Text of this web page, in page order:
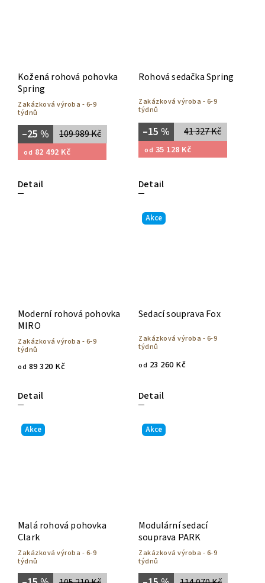
Kožená rohová pohovka
Spring
Zakázková výroba - 6-9
týdnů
109 989 Kč
–25 %
od 82 492 Kč
Detail
Rohová sedačka Spring
Zakázková výroba - 6-9
týdnů
41 327 Kč
–15 %
od 35 128 Kč
Detail
Moderní rohová pohovka
MIRO
Zakázková výroba - 6-9
týdnů
od 89 320 Kč
Detail
Akce
Sedací souprava Fox
Zakázková výroba - 6-9
týdnů
od 23 260 Kč
Detail
Akce
Malá rohová pohovka
Clark
Zakázková výroba - 6-9
týdnů
Akce
Modulární sedací
souprava PARK
Zakázková výroba - 6-9
týdnů